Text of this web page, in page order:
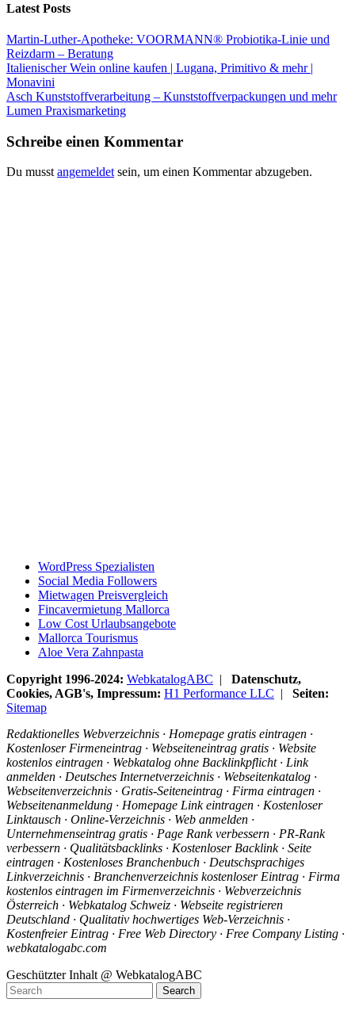
Latest Posts
Martin-Luther-Apotheke: VOORMANN® Probiotika-Linie und
Reizdarm – Beratung
Italienischer Wein online kaufen | Lugana, Primitivo & mehr |
Monavini
Asch Kunststoffverarbeitung – Kunststoffverpackungen und mehr
Lumen Praxismarketing
Schreibe einen Kommentar
Du musst angemeldet sein, um einen Kommentar abzugeben.
WordPress Spezialisten
Social Media Followers
Mietwagen Preisvergleich
Fincavermietung Mallorca
Low Cost Urlaubsangebote
Mallorca Tourismus
Aloe Vera Zahnpasta
Copyright 1996-2024: WebkatalogABC | Datenschutz,
Cookies, AGB's, Impressum: H1 Performance LLC | Seiten:
Sitemap
Redaktionelles Webverzeichnis · Homepage gratis eintragen ·
Kostenloser Firmeneintrag · Webseiteneintrag gratis · Website
kostenlos eintragen · Webkatalog ohne Backlinkpflicht · Link
anmelden · Deutsches Internetverzeichnis · Webseitenkatalog ·
Webseitenverzeichnis · Gratis-Seiteneintrag · Firma eintragen ·
Webseitenanmeldung · Homepage Link eintragen · Kostenloser
Linktausch · Online-Verzeichnis · Web anmelden ·
Unternehmenseintrag gratis · Page Rank verbessern · PR-Rank
verbessern · Qualitätsbacklinks · Kostenloser Backlink · Seite
eintragen · Kostenloses Branchenbuch · Deutschsprachiges
Linkverzeichnis · Branchenverzeichnis kostenloser Eintrag · Firma
kostenlos eintragen im Firmenverzeichnis · Webverzeichnis
Österreich · Webkatalog Schweiz · Webseite registrieren
Deutschland · Qualitativ hochwertiges Web-Verzeichnis ·
Kostenfreier Eintrag · Free Web Directory · Free Company Listing ·
webkatalogabc.com
Geschützter Inhalt @ WebkatalogABC